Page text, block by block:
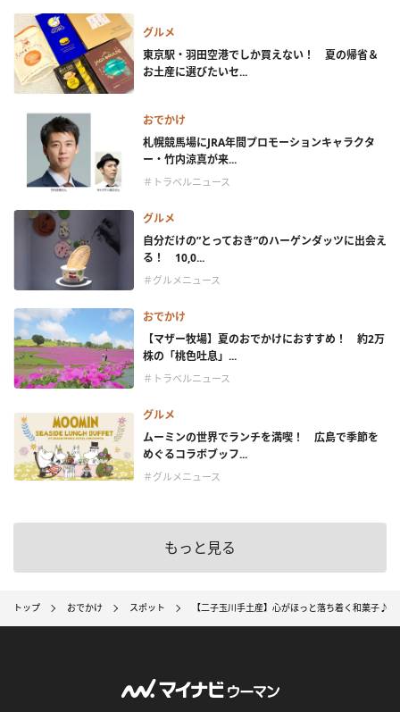
グルメ
東京駅・羽田空港でしか買えない！ 夏の帰省＆
お土産に選びたいセ...
おでかけ
札幌競馬場にJRA年間プロモーションキャラクタ
ー・竹内涼真が来...
＃トラベルニュース
グルメ
自分だけの”とっておき”のハーゲンダッツに出会え
る！ 10,0...
＃グルメニュース
おでかけ
【マザー牧場】夏のおでかけにおすすめ！ 約2万
株の「桃色吐息」...
＃トラベルニュース
グルメ
ムーミンの世界でランチを満喫！ 広島で季節を
めぐるコラボブッフ...
＃グルメニュース
もっと見る
トップ おでかけ スポット 【二子玉川手土産】心がほっと落ち着く和菓子♪